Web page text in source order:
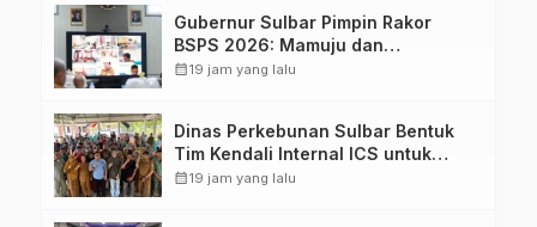
Gubernur Sulbar Pimpin Rakor
BSPS 2026: Mamuju dan
Pasangkayu Masih Nol Realisasi
calendar_month19 jam yang lalu
Dinas Perkebunan Sulbar Bentuk
Tim Kendali Internal ICS untuk
Dukung Sertifikasi ISPO Pekebun di
calendar_month19 jam yang lalu